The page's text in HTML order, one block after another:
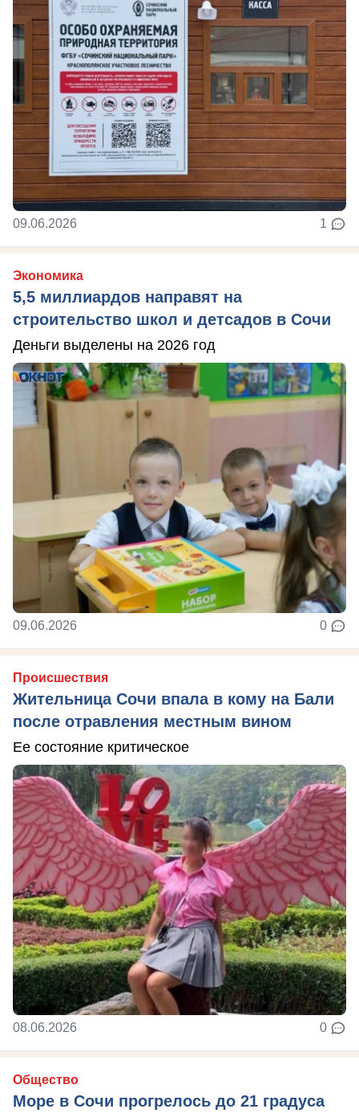
09.06.2026 1
Экономика
5,5 миллиардов направят на
строительство школ и детсадов в Сочи
Деньги выделены на 2026 год
09.06.2026 0
Происшествия
Жительница Сочи впала в кому на Бали
после отравления местным вином
Ее состояние критическое
08.06.2026 0
Общество
Море в Сочи прогрелось до 21 градуса